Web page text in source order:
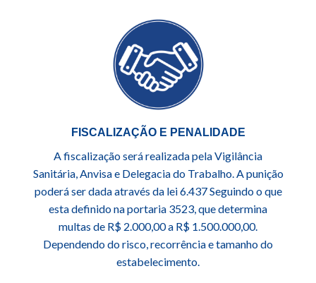
FISCALIZAÇÃO E PENALIDADE
A fiscalização será realizada pela Vigilância
Sanitária, Anvisa e Delegacia do Trabalho. A punição
poderá ser dada através da lei 6.437 Seguindo o que
esta definido na portaria 3523, que determina
multas de R$ 2.000,00 a R$ 1.500.000,00.
Dependendo do risco, recorrência e tamanho do
estabelecimento.